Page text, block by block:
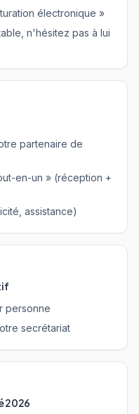
électronique »
n'hésitez pas à lui
partenaire de
en-un » (réception +
assistance)
personne
secrétariat
2026